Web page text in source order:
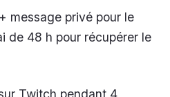
message privé pour le
de 48 h pour récupérer le